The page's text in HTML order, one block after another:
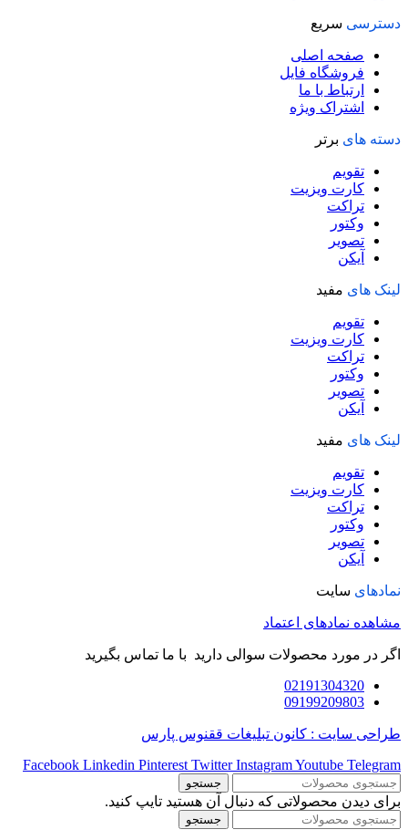
دسترسی سریع
صفحه اصلی
فروشگاه فایل
ارتباط با ما
اشتراک ویژه
دسته های برتر
تقویم
کارت ویزیت
تراکت
وکتور
تصویر
آیکن
لینک های مفید
تقویم
کارت ویزیت
تراکت
وکتور
تصویر
آیکن
لینک های مفید
تقویم
کارت ویزیت
تراکت
وکتور
تصویر
آیکن
نمادهای سایت
مشاهده نمادهای اعتماد
اگر در مورد محصولات سوالی دارید با ما تماس بگیرید
02191304320
09199209803
طراحی سایت : کانون تبلیغات ققنوس پارس
Facebook Linkedin Pinterest Twitter InstagramYoutube Telegram
جستجو
برای دیدن محصولاتی که دنبال آن هستید تایپ کنید.
جستجو